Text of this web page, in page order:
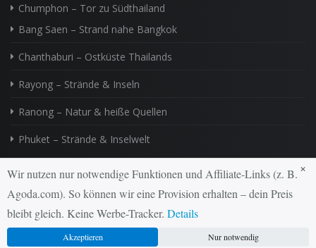
Chumphon – Tor zu Südthailand
Bang Saen – Strand nahe Bangkok
Chanthaburi – Ostküste Thailands
Rayong – Strände & Inseln
Ranong – Natur & heiße Quellen
Phuket – Strände & Inselwelt
Kontakt Impressum Datenschutz
News
×
Wir nutzen nur notwendige Funktionen und Affiliate-Links (z. B.
Agoda.com). So können wir eine Provision erhalten – dein Preis
bleibt gleich. Keine Werbe-Tracker. Details
Akzeptieren Nur notwendig